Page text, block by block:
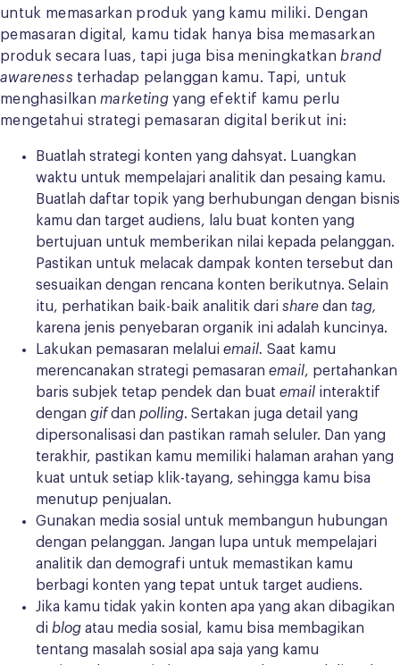
untuk memasarkan produk yang kamu miliki. Dengan
pemasaran digital, kamu tidak hanya bisa memasarkan
produk secara luas, tapi juga bisa meningkatkan brand
awareness terhadap pelanggan kamu. Tapi, untuk
menghasilkanmarketingyang efektif kamu perlu
mengetahui strategi pemasaran digital berikut ini:
Buatlah strategi konten yang dahsyat. Luangkan
waktu untuk mempelajari analitik dan pesaing kamu.
Buatlah daftar topik yang berhubungan dengan bisnis
kamu dan target audiens, lalu buat konten yang
bertujuan untuk memberikan nilai kepada pelanggan.
Pastikan untuk melacak dampak konten tersebut dan
sesuaikan dengan rencana konten berikutnya. Selain
itu, perhatikan baik-baik analitik dari share dan tag,
karena jenis penyebaran organik ini adalah kuncinya.
Lakukan pemasaran melalui email. Saat kamu
merencanakan strategi pemasaran email, pertahankan
baris subjek tetap pendek dan buat email interaktif
dengan gifdan polling. Sertakan juga detail yang
dipersonalisasi dan pastikan ramah seluler. Dan yang
terakhir, pastikan kamu memiliki halaman arahan yang
kuat untuk setiap klik-tayang, sehingga kamu bisa
menutup penjualan.
Gunakan media sosial untuk membangun hubungan
dengan pelanggan. Jangan lupa untuk mempelajari
analitik dan demografi untuk memastikan kamu
berbagi konten yang tepat untuk target audiens.
Jika kamu tidak yakin konten apa yang akan dibagikan
di blog atau media sosial, kamu bisa membagikan
tentang masalah sosial apa saja yang kamu